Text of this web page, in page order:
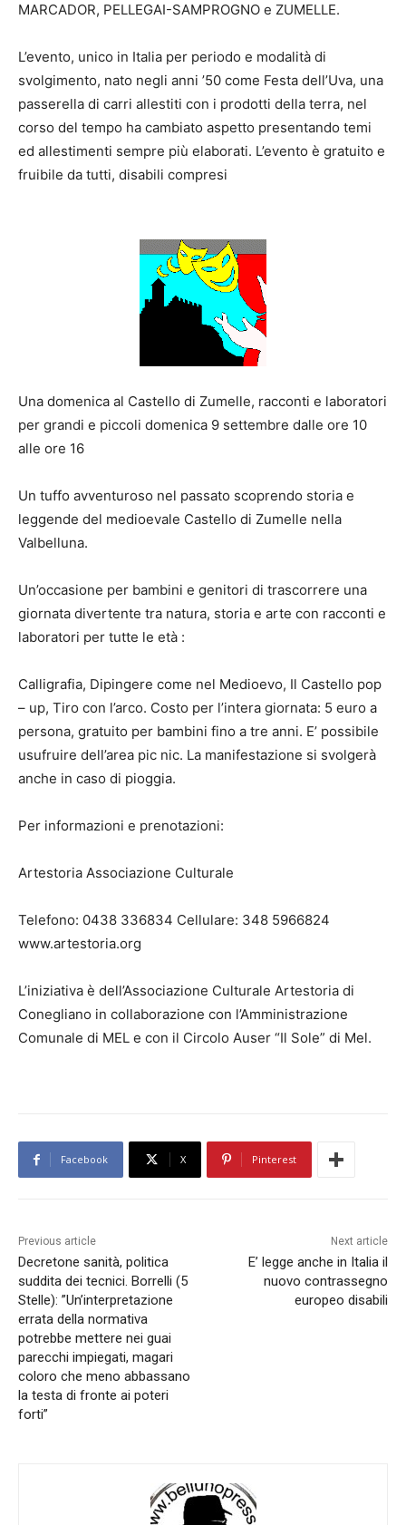
MARCADOR, PELLEGAI-SAMPROGNO e ZUMELLE.
L’evento, unico in Italia per periodo e modalità di
svolgimento, nato negli anni ’50 come Festa dell’Uva, una
passerella di carri allestiti con i prodotti della terra, nel
corso del tempo ha cambiato aspetto presentando temi
ed allestimenti sempre più elaborati. L’evento è gratuito e
fruibile da tutti, disabili compresi
Una domenica al Castello di Zumelle, racconti e laboratori
per grandi e piccoli domenica 9 settembre dalle ore 10
alle ore 16
Un tuffo avventuroso nel passato scoprendo storia e
leggende del medioevale Castello di Zumelle nella
Valbelluna.
Un’occasione per bambini e genitori di trascorrere una
giornata divertente tra natura, storia e arte con racconti e
laboratori per tutte le età :
Calligrafia, Dipingere come nel Medioevo, Il Castello pop
– up, Tiro con l’arco. Costo per l’intera giornata: 5 euro a
persona, gratuito per bambini fino a tre anni. E’ possibile
usufruire dell’area pic nic. La manifestazione si svolgerà
anche in caso di pioggia.
Per informazioni e prenotazioni:
Artestoria Associazione Culturale
Telefono: 0438 336834 Cellulare: 348 5966824
www.artestoria.org
L’iniziativa è dell’Associazione Culturale Artestoria di
Conegliano in collaborazione con l’Amministrazione
Comunale di MEL e con il Circolo Auser “Il Sole” di Mel.
Facebook X Pinterest
Previous article
Decretone sanità, politica
suddita dei tecnici. Borrelli (5
Stelle): ”Un’interpretazione
errata della normativa
potrebbe mettere nei guai
parecchi impiegati, magari
coloro che meno abbassano
la testa di fronte ai poteri
forti”
Next article
E’ legge anche in Italia il
nuovo contrassegno
europeo disabili